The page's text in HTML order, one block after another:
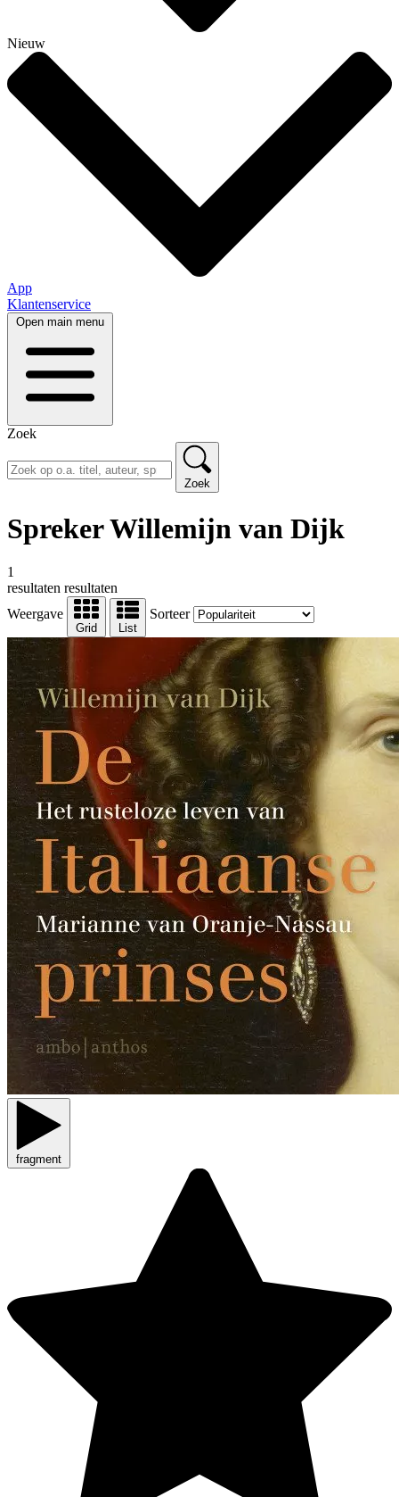
Nieuw
App
Klantenservice
Open main menu
Zoek
Zoek
Spreker Willemijn van Dijk
1
resultaten resultaten
Weergave
Grid List
Sorteer
fragment